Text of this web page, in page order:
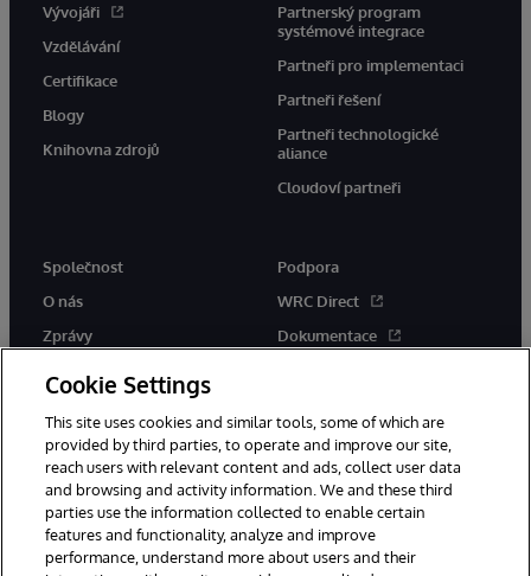
Vývojáři
Vzdělávání
Certifikace
Blogy
Knihovna zdrojů
Partnerský program
systémové integrace
Partneři pro implementaci
Partneři řešení
Partneři technologické
aliance
Cloudoví partneři
Společnost
O nás
Zprávy
Podpora
WRC Direct
Dokumentace
© 1996-2026 InterSystems Corporation, Boston, MA. Všechna práva
Cookie Settings
This site uses cookies and similar tools, some of which are
provided by third parties, to operate and improve our site,
reach users with relevant content and ads, collect user data
and browsing and activity information. We and these third
parties use the information collected to enable certain
features and functionality, analyze and improve
performance, understand more about users and their